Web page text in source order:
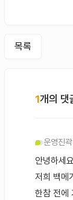
목록
1개의 댓
운영진
안녕하세
저희 백메
한참 전에